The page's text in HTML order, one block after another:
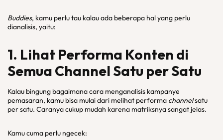
Buddies, kamu perlu tau kalau ada beberapa hal yang perlu
dianalisis, yaitu:
1. Lihat Performa Konten di
Semua Channel Satu per Satu
Kalau bingung bagaimana cara menganalisis kampanye
pemasaran, kamu bisa mulai dari melihat performa channelsatu
per satu. Caranya cukup mudah karena matriksnya sangat jelas.
Kamu cuma perlu ngecek: